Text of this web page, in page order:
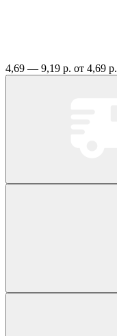
4,69 — 9,19 р. от 4,69 р.